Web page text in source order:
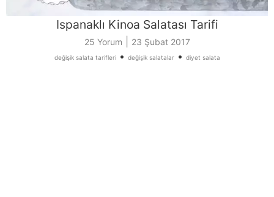
Ispanaklı Kinoa Salatası Tarifi
25 Yorum 23 Şubat 2017
değişik salata tarifleri• değişik salatalar• diyet salata